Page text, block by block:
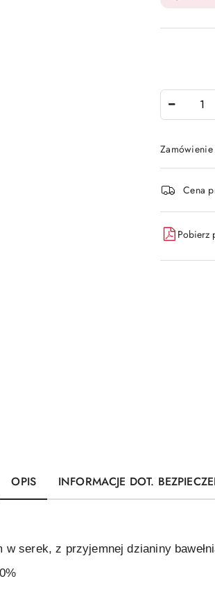
i
dostawa
Cena
Pobierz
OPIS INFORMACJE DOT.
serek, z przyjemnej dzianiny